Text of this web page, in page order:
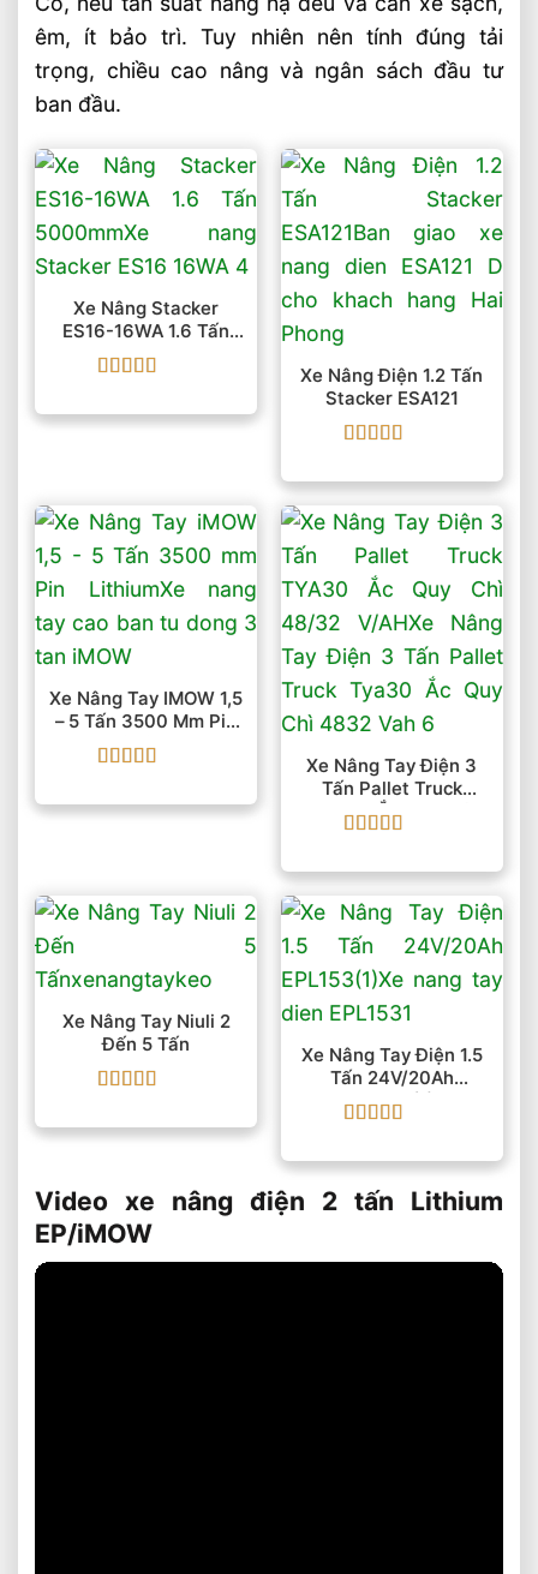
êm, ít bảo trì. Tuy nhiên nên tính đúng tải
trọng, chiều cao nâng và ngân sách đầu tư
ban đầu.
Xe Nâng Stacker
ES16-16WA 1.6 Tấn
5000mm
hạng55 sao
Xe Nâng Điện 1.2 Tấn
Stacker ESA121
hạng55 sao
Xe Nâng Tay IMOW 1,5
– 5 Tấn 3500 Mm Pin
Lithium
hạng55 sao
Xe Nâng Tay Điện 3
Tấn Pallet Truck
TYA30 Ắc Quy Chì
48/32 V/AH
hạng55 sao
Xe Nâng Tay Niuli 2
Đến 5 Tấn
hạng55 sao
Xe Nâng Tay Điện 1.5
Tấn 24V/20Ah
EPL153(1)
hạng55 sao
Video xe nâng điện 2 tấn Lithium
EP/iMOW